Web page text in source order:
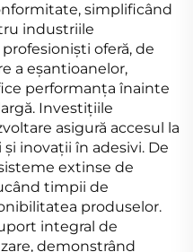
simplificând
industriile
oferă, de
a eșantioanelor,
performanța înainte
Investițiile
asigură accesul la
inovații în adesivi. De
extinse de
timpii de
produselor.
integral de
demonstrând